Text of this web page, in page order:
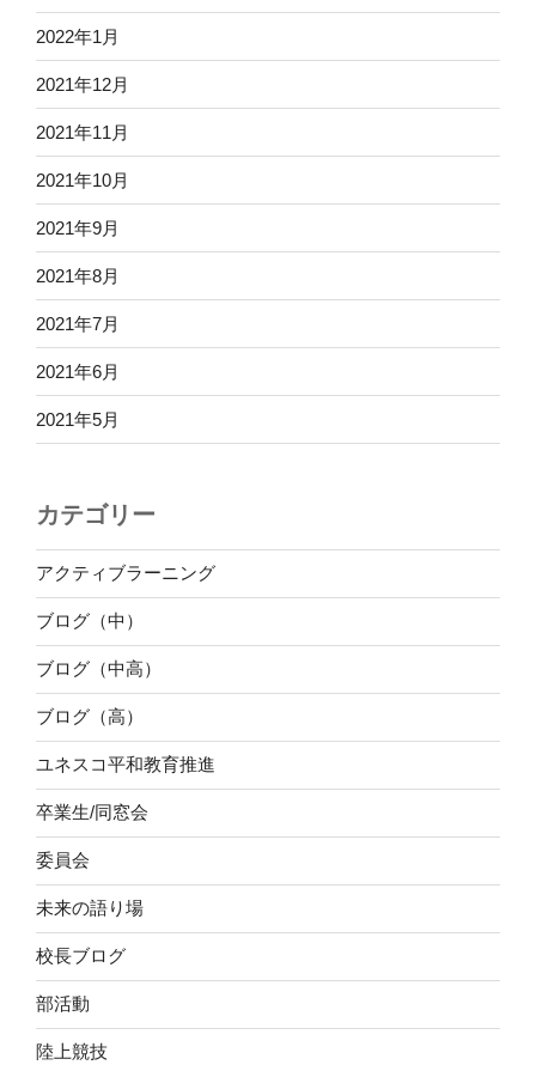
2022年1月
2021年12月
2021年11月
2021年10月
2021年9月
2021年8月
2021年7月
2021年6月
2021年5月
カテゴリー
アクティブラーニング
ブログ（中）
ブログ（中高）
ブログ（高）
ユネスコ平和教育推進
卒業生/同窓会
委員会
未来の語り場
校長ブログ
部活動
陸上競技